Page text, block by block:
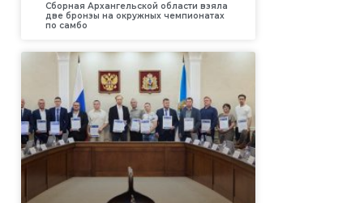
Сборная Архангельской области взяла
две бронзы на окружных чемпионатах
по самбо